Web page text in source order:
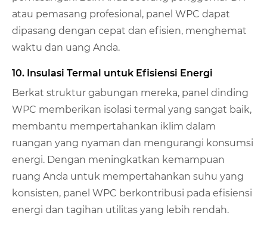
atau pemasang profesional, panel WPC dapat
dipasang dengan cepat dan efisien, menghemat
waktu dan uang Anda.
10. Insulasi Termal untuk Efisiensi Energi
Berkat struktur gabungan mereka, panel dinding
WPC memberikan isolasi termal yang sangat baik,
membantu mempertahankan iklim dalam
ruangan yang nyaman dan mengurangi konsumsi
energi. Dengan meningkatkan kemampuan
ruang Anda untuk mempertahankan suhu yang
konsisten, panel WPC berkontribusi pada efisiensi
energi dan tagihan utilitas yang lebih rendah.